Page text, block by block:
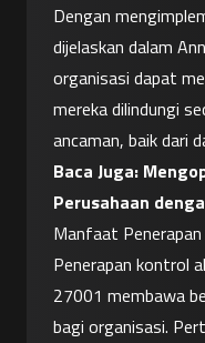
Dengan
dijelaskan dalam
organisasi dapat
mereka dilindungi
ancaman, baik dari
Baca Juga:
Perusahaan
Manfaat
Penerapan kontrol
27001 membawa
bagi organisasi.